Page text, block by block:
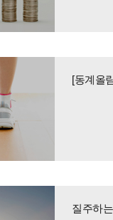
질주하